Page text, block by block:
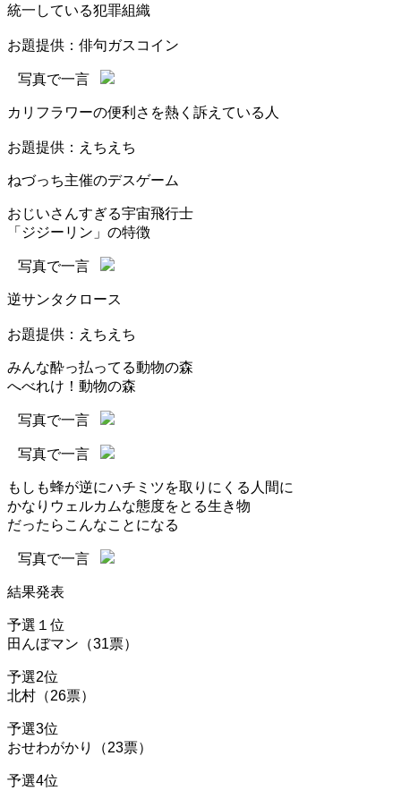
統一している犯罪組織
お題提供：俳句ガスコイン
写真で一言
カリフラワーの便利さを熱く訴えている人
お題提供：えちえち
ねづっち主催のデスゲーム
おじいさんすぎる宇宙飛行士
「ジジーリン」の特徴
写真で一言
逆サンタクロース
お題提供：えちえち
みんな酔っ払ってる動物の森
へべれけ！動物の森
写真で一言
写真で一言
もしも蜂が逆にハチミツを取りにくる人間に
かなりウェルカムな態度をとる生き物
だったらこんなことになる
写真で一言
結果発表
予選１位
田んぼマン（31票）
予選2位
北村（26票）
予選3位
おせわがかり（23票）
予選4位